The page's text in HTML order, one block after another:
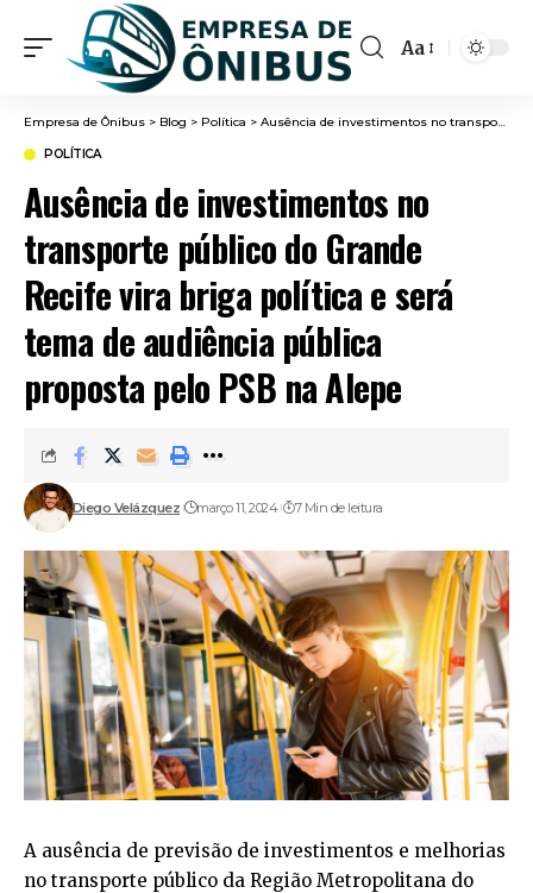
Font
Aa
Empresa de Ônibus > Blog > Política > Ausência de investimentos no transporte público do Grande Recife vira briga política e será tema de audiência pública proposta pelo PSB na Alepe
POLÍTICA
Ausência de investimentos no
transporte público do Grande
Recife vira briga política e será
tema de audiência pública
proposta pelo PSB na Alepe
Diego Velázquez março 11, 2024 7 Min de leitura
A ausência de previsão de investimentos e melhorias
no transporte público da Região Metropolitana do